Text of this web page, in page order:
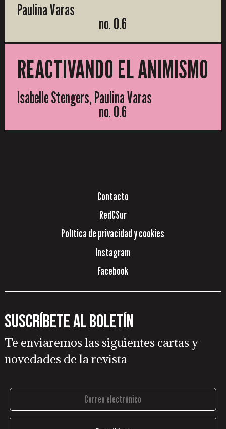
Paulina Varas
no. 0.6
REACTIVANDO EL ANIMISMO
Isabelle Stengers, Paulina Varas
no. 0.6
Contacto
RedCSur
Política de privacidad y cookies
Instagram
Facebook
Suscríbete al boletín
Te enviaremos las siguientes cartas y
novedades de la revista